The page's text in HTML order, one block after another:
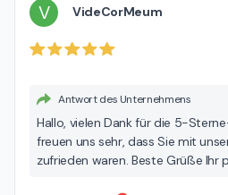
V VideCorMeum
Antwort des Unternehmens
Hallo, vielen Dank für die 5-
freuen uns sehr, dass Sie mit
zufrieden waren. Beste Grüße Ihr